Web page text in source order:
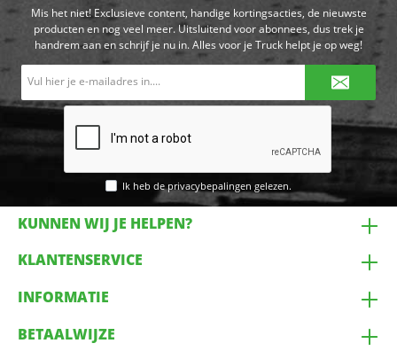
Mis het niet! Exclusieve content, handige kortingsacties, de nieuwste
producten en nog veel meer. Uitsluitend voor abonnees, dus trek je
handrem aan en schrijf je nu in. Alles voor je Truck helpt je op weg!
Ik heb deprivacybepalingen gelezen.
KUNNEN WIJ JE HELPEN?
KLANTENSERVICE
INFORMATIE
BETAALWIJZE